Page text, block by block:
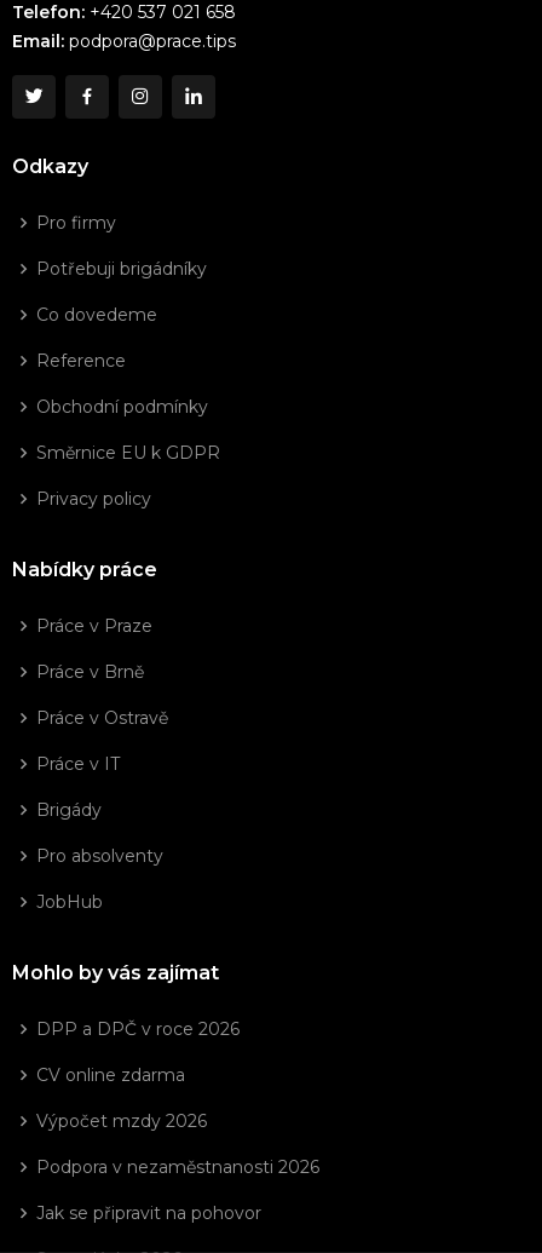
Telefon: +420 537 021 658
Email: podpora@prace.tips
Odkazy
Pro firmy
Potřebuji brigádníky
Co dovedeme
Reference
Obchodní podmínky
Směrnice EU k GDPR
Privacy policy
Nabídky práce
Práce v Praze
Práce v Brně
Práce v Ostravě
Práce v IT
Brigády
Pro absolventy
JobHub
Mohlo by vás zajímat
DPP a DPČ v roce 2026
CV online zdarma
Výpočet mzdy 2026
Podpora v nezaměstnanosti 2026
Jak se připravit na pohovor